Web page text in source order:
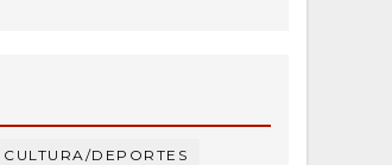
CULTURA/DEPORTES